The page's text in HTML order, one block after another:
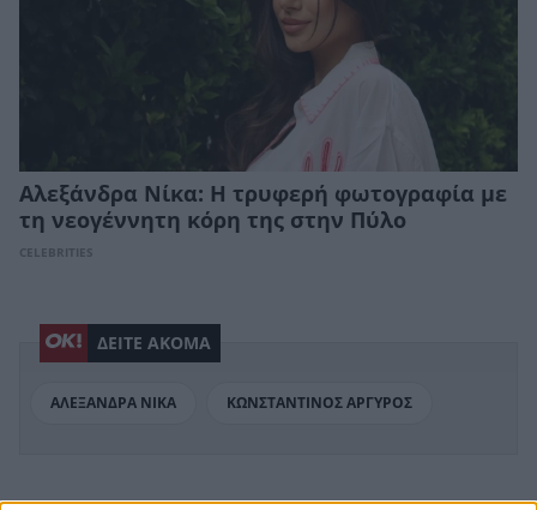
Αλεξάνδρα Νίκα: Η τρυφερή φωτογραφία με
τη νεογέννητη κόρη της στην Πύλο
CELEBRITIES
ΔΕΙΤΕ ΑΚΟΜΑ
ΑΛΕΞΑΝΔΡΑ ΝΙΚΑ ΚΩΝΣΤΑΝΤΙΝΟΣ ΑΡΓΥΡΟΣ